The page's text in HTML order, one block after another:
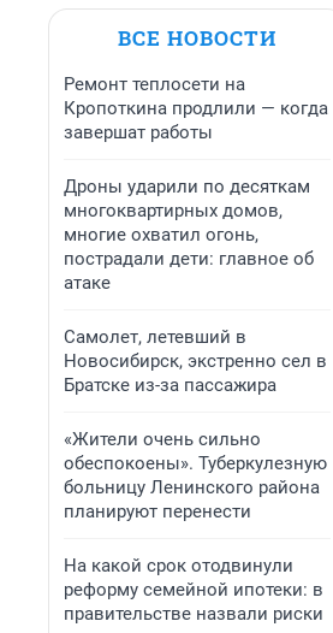
ВСЕ НОВОСТИ
Ремонт теплосети на
Кропоткина продлили — когда
завершат работы
Дроны ударили по десяткам
многоквартирных домов,
многие охватил огонь,
пострадали дети: главное об
атаке
Самолет, летевший в
Новосибирск, экстренно сел в
Братске из-за пассажира
«Жители очень сильно
обеспокоены». Туберкулезную
больницу Ленинского района
планируют перенести
На какой срок отодвинули
реформу семейной ипотеки: в
правительстве назвали риски